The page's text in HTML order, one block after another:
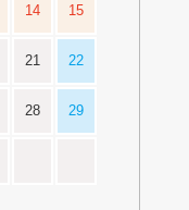
14 15
21 22
28 29